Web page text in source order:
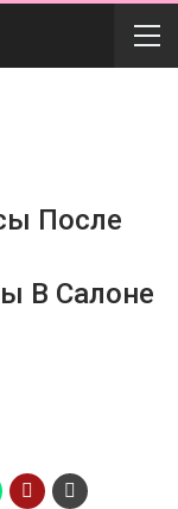
После
В Салоне